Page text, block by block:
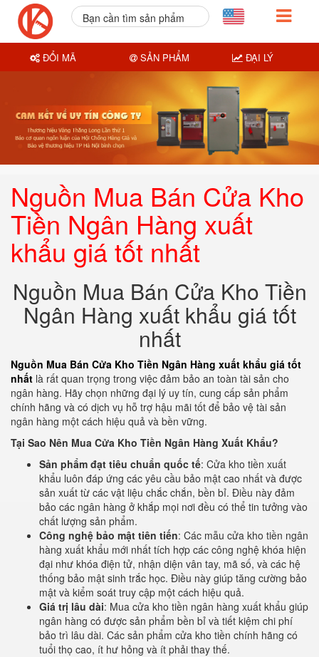
Nguồn Mua Bán Cửa Kho
Tiền Ngân Hàng xuất
khẩu giá tốt nhất
Nguồn Mua Bán Cửa Kho Tiền
Ngân Hàng xuất khẩu giá tốt
nhất
Nguồn Mua Bán Cửa Kho Tiền Ngân Hàng xuất khẩu giá tốt
nhất là rất quan trọng trong việc đảm bảo an toàn tài sản cho
ngân hàng. Hãy chọn những đại lý uy tín, cung cấp sản phẩm
chính hãng và có dịch vụ hỗ trợ hậu mãi tốt để bảo vệ tài sản
ngân hàng một cách hiệu quả và bền vững.
Tại Sao Nên Mua Cửa Kho Tiền Ngân Hàng Xuất Khẩu?
Sản phẩm đạt tiêu chuẩn quốc tế: Cửa kho tiền xuất
khẩu luôn đáp ứng các yêu cầu bảo mật cao nhất và được
sản xuất từ các vật liệu chắc chắn, bền bỉ. Điều này đảm
bảo các ngân hàng ở khắp mọi nơi đều có thể tin tưởng vào
chất lượng sản phẩm.
Công nghệ bảo mật tiên tiến: Các mẫu cửa kho tiền ngân
hàng xuất khẩu mới nhất tích hợp các công nghệ khóa hiện
đại như khóa điện tử, nhận diện vân tay, mã số, và các hệ
thống bảo mật sinh trắc học. Điều này giúp tăng cường bảo
mật và kiểm soát truy cập một cách hiệu quả.
Giá trị lâu dài: Mua cửa kho tiền ngân hàng xuất khẩu giúp
ngân hàng có được sản phẩm bền bỉ và tiết kiệm chi phí
bảo trì lâu dài. Các sản phẩm cửa kho tiền chính hãng có
tuổi thọ cao, ít hư hỏng và ít phải thay thế.
Bạn cần tìm sản phẩm
ĐỔI MÃ SẢN PHẨM ĐẠI LÝ